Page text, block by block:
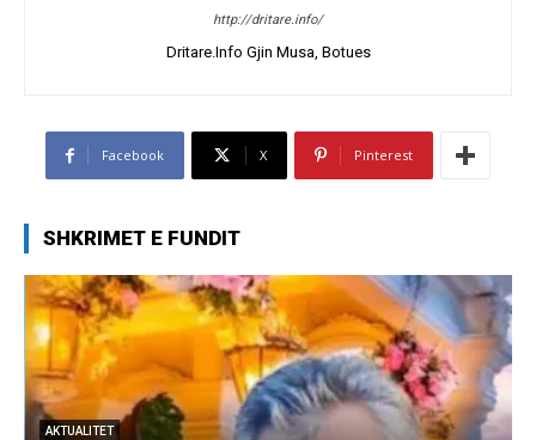
http://dritare.info/
Dritare.Info Gjin Musa, Botues
Facebook X Pinterest
SHKRIMET E FUNDIT
AKTUALITET